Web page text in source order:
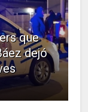
que
dejó